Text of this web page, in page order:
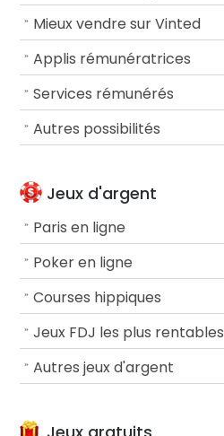
Mieux vendre sur Vinted
Applis rémunératrices
Services rémunérés
Autres possibilités
Jeux d'argent
Paris en ligne
Poker en ligne
Courses hippiques
Jeux FDJ les plus rentables
Autres jeux d'argent